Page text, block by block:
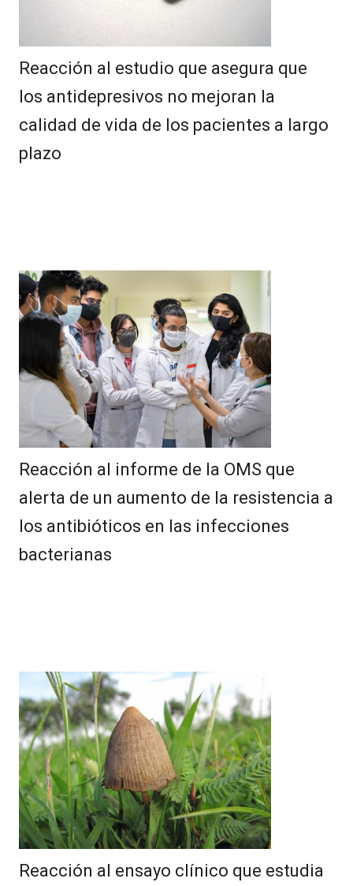
Reacción al estudio que asegura que
los antidepresivos no mejoran la
calidad de vida de los pacientes a largo
plazo
Reacción al informe de la OMS que
alerta de un aumento de la resistencia a
los antibióticos en las infecciones
bacterianas
Reacción al ensayo clínico que estudia